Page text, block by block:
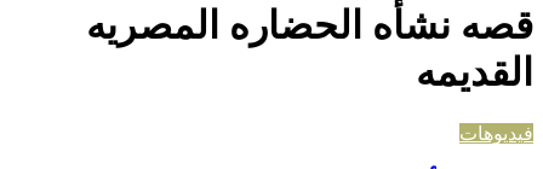
قصه نشأه الحضاره المصريه
القديمه
فيديوهات